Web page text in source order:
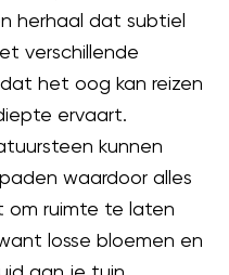
herhaal dat subtiel
verschillende
het oog kan reizen
ervaart.
kunnen
waardoor alles
om ruimte te laten
losse bloemen en